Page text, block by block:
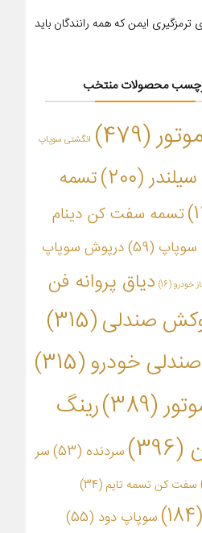
ترمزگیری ایمن که همه رانندگان باید
محصولات منتخب
(479) انگشتی سوپاپ
(200)
تسمه
تسمه سفت کن دینام
(59)
درپوش سوپاپ
خودرو(16)
دیاق پروانه فن
صندلی(315)
خودرو(315)
(389)
رینگ
(396) سردنده (53)
سر
سفت کن تسمه تایم (34)
(184) سوپاپ دود (55)